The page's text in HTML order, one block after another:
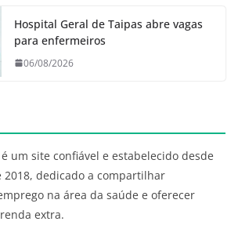
Hospital Geral de Taipas abre vagas
para enfermeiros
06/08/2026
é um site confiável e estabelecido desde
2018, dedicado a compartilhar
na área da saúde e oferecer
extra.